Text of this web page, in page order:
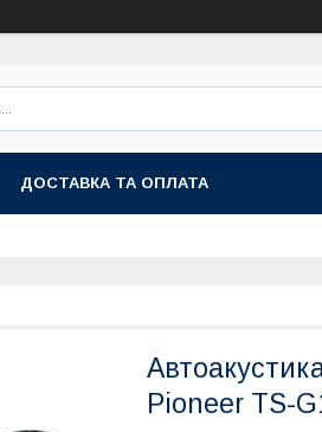
ДОСТАВКА ТА ОПЛАТА
Pioneer TS-